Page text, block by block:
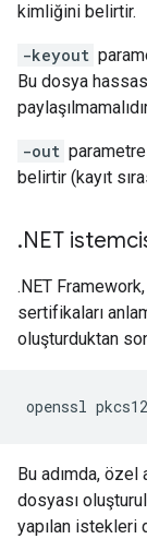
kimliğini belirtir.
-keyout
Bu dosya
-out
belirtir (kayıt
.NET
.NET
sertifikaları
oluşturduktan
openssl pkcs12
Bu adımda, özel
dosyası
yapılan istekleri